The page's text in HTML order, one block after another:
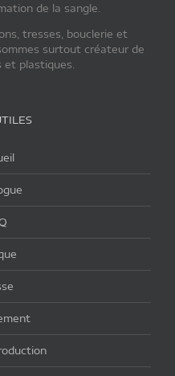
de la sangle.
tresses, bouclerie et
surtout créateur de
plastiques.